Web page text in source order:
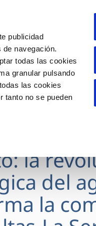
publicidad
navegación.
todas las cookies
granular pulsando
las cookies
tanto no se pueden
DATOS
del
la
del
la